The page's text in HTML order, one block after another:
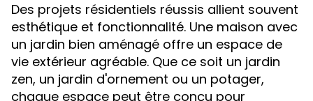
Des projets résidentiels réussis allient souvent
esthétique et fonctionnalité. Une maison avec
un jardin bien aménagé offre un espace de
vie extérieur agréable. Que ce soit un jardin
zen, un jardin d'ornement ou un potager,
chaque espace peut être conçu pour